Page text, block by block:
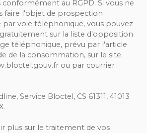
au RGPD. Si vous ne
faire l'objet de prospection
voie téléphonique, vous pouvez
sur la liste d'opposition
téléphonique, prévu par l'article
de la consommation, sur le site
ou par courrier
Service Bloctel, CS 61311, 41013
plus sur le traitement de vos